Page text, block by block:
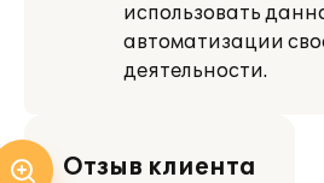
использовать
автоматизации
деятельности.
Отзыв клиента